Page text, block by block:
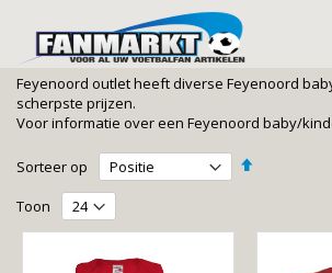
naar
inhoud
Feyenoord outlet heeft diverse Feyenoord
scherpste prijzen.
Voor informatie over een Feyenoord baby/
Sorteer op
Van
Toon